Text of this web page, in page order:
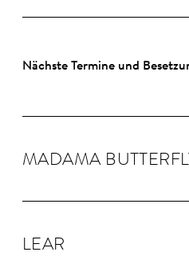
Nächste Termine und
MADAMA
LEAR